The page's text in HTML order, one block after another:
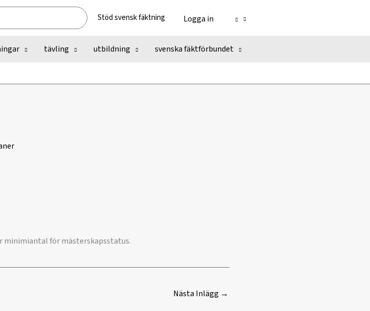
Stöd svensk fäktning Logga in
tävling utbildning svenska fäktförbundet
minimiantal för mästerskapsstatus.
Nästa Inlägg →